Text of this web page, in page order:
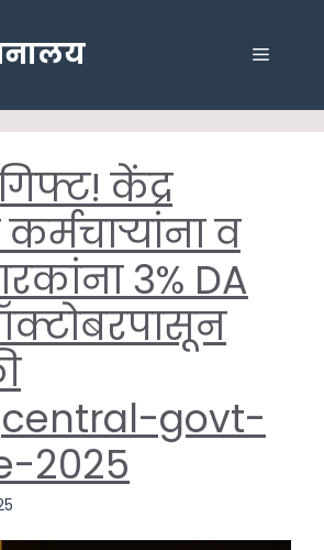
Menu
केंद्र
व
3% DA
govt-
2025